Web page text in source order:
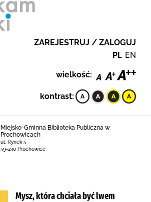
ZAREJESTRUJ / ZALOGUJ
PL EN
wielkość:
kontrast:
Miejsko-Gminna Biblioteka Publiczna w
Prochowicach
ul. Rynek 5
59-230 Prochowice
Mysz, która chciała być lwem